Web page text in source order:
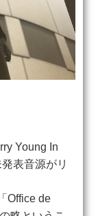
Young In
表音源がリ
Office de